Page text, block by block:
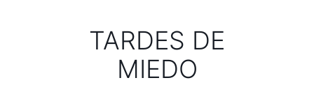
TARDES DE
MIEDO